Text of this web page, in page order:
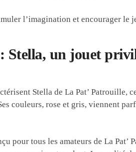
l’imagination et encourager le
Stella, un jouet
Stella de La Pat’ Patrouille,
couleurs, rose et gris, viennent
pour tous les amateurs de La